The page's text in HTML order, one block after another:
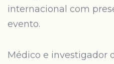
internacional com
evento.
Médico e investigador